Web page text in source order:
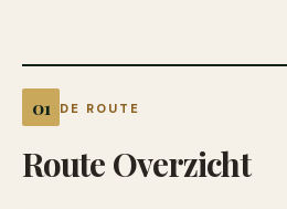
DE ROUTE
Route Overzicht